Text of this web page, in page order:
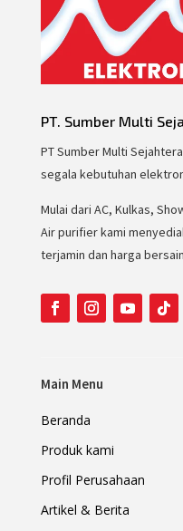
PT. Sumber Multi
PT Sumber Multi
segala kebutuhan
Mulai dari AC, Kulkas,
Air purifier kami
terjamin dan harga
Main Menu
Beranda
Produk kami
Profil Perusahaan
Artikel & Berita